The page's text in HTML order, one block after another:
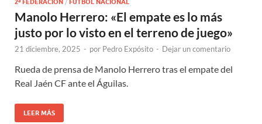
2ª FEDERACIÓN FÚTBOL NACIONAL
Manolo Herrero: «El empate es lo más
justo por lo visto en el terreno de juego»
21 diciembre, 2025 - por Pedro Expósito - Dejar un comentario
Rueda de prensa de Manolo Herrero tras el empate del
Real Jaén CF ante el Águilas.
LEER MÁS